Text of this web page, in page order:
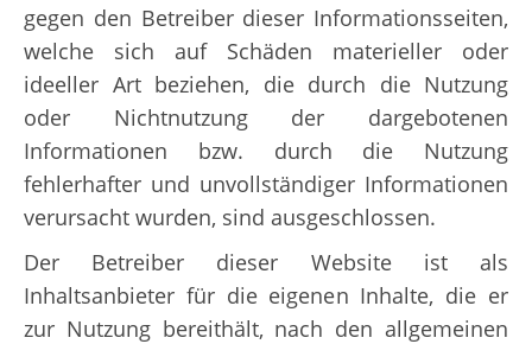
gegen den Betreiber dieser Informationsseiten,
welche sich auf Schäden materieller oder
ideeller Art beziehen, die durch die Nutzung
oder Nichtnutzung der dargebotenen
Informationen bzw. durch die Nutzung
fehlerhafter und unvollständiger Informationen
verursacht wurden, sind ausgeschlossen.
Der Betreiber dieser Website ist als
Inhaltsanbieter für die eigenen Inhalte, die er
zur Nutzung bereithält, nach den allgemeinen